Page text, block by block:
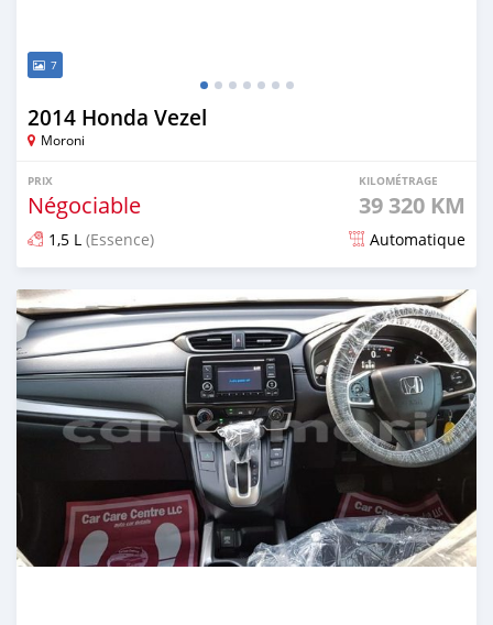
7
2014 Honda Vezel
Moroni
PRIX
Négociable
KILOMÉTRAGE
39 320 KM
1,5 L (Essence) Automatique
Publié il y a plus d'un an